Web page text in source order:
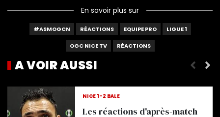
En savoir plus sur
#ASMOGCN RÉACTIONS EQUIPE PRO LIGUE 1
OGC NICE TV RÉACTIONS
A VOIR AUSSI
NICE 1-2 BÂLE
Les réactions d'après-match
Les réactions d'après-match